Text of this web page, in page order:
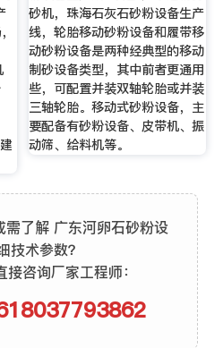
砂机，珠海石灰石砂粉设备生产
线，轮胎移动砂粉设备和履带移
动砂粉设备是两种经典型的移动
制砂设备类型，其中前者更通用
些，可配置并装双轴轮胎或并装
三轴轮胎。移动式砂粉设备，主
要配备有砂粉设备、皮带机、振
动筛、给料机等。
需了解 广东河卵石砂粉设
技术参数？
咨询厂家工程师：